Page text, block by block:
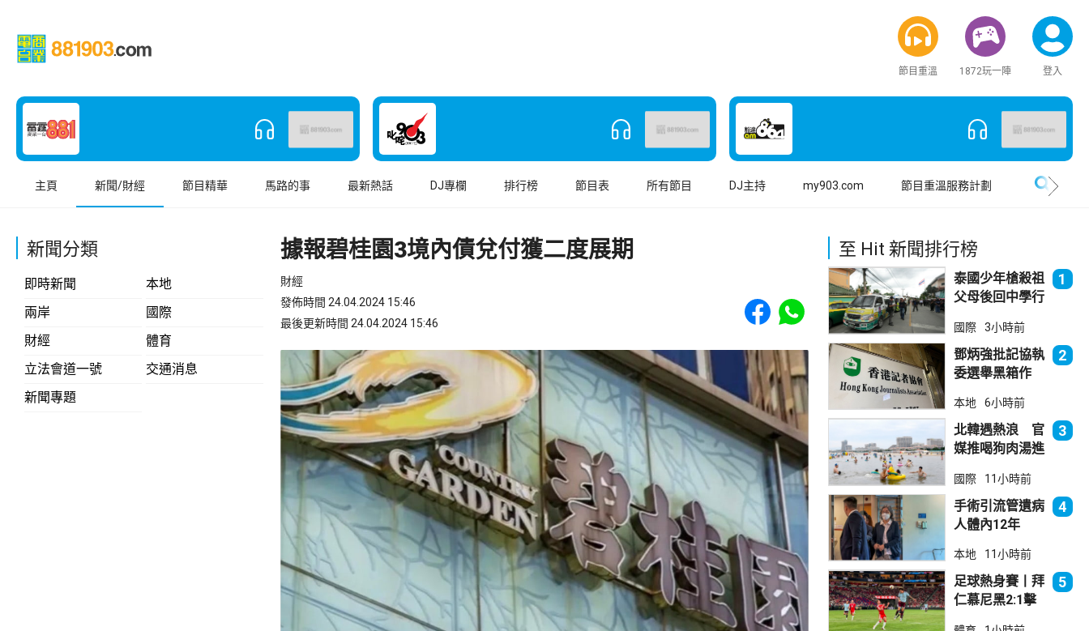
節目重溫 1872玩一陣 登入
主頁 新聞/財經 節目精華 馬路的事 最新熱話 DJ專欄 排行榜 節目表 所有節目 DJ主持 my903.com 節目重溫服務計劃
新聞分類
即時新聞
本地
兩岸
國際
財經
體育
立法會道一號
交通消息
新聞專題
據報碧桂園3境內債兌付獲二度展期
財經
發佈時間 24.04.2024 15:46
最後更新時間 24.04.2024 15:46
Share to Facebook
Share to WhatsApp
至 Hit 新聞排行榜
泰國少年槍殺祖
父母後回中學行
死23傷
1
國際 3小時前
鄧炳強批記協執
委選舉黑箱作
國安一定「釘死
你」
2
本地 6小時前
北韓遇熱浪 官
媒推喝狗肉湯進
3
國際 11小時前
手術引流管遺病
人體內12年
業失當除牌1個
月
4
本地 11小時前
足球熱身賽丨拜
仁慕尼黑2:1擊
5